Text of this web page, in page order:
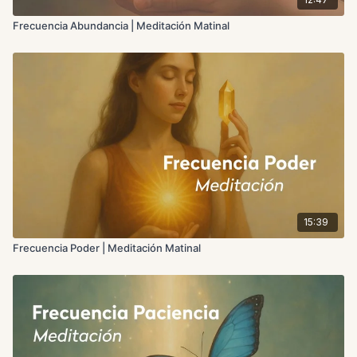
Frecuencia Abundancia | Meditación Matinal
15:39
Frecuencia Poder | Meditación Matinal